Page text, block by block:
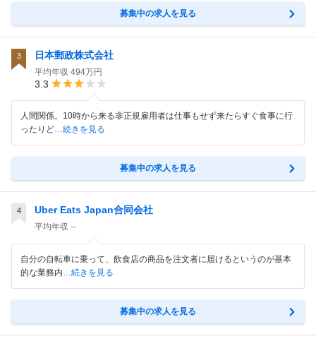
募集中の求人を見る
3 日本郵政株式会社
平均年収 494万円
3.3
人間関係。10時から来る非正規雇用者は仕事もせず来たらすぐ食事に行
ったりど…続きを見る
募集中の求人を見る
4 Uber Eats Japan合同会社
平均年収 --
自分の自転車に乗って、飲食店の商品を注文者に届けるというのが基本
的な業務内…続きを見る
募集中の求人を見る